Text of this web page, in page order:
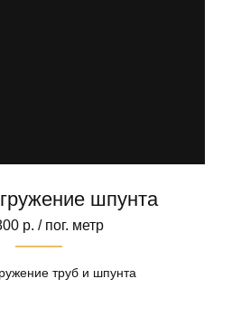
шпунта
р. / пог. метр
труб и шпунта